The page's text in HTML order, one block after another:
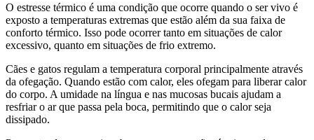
O estresse térmico é uma condição que ocorre quando o ser vivo é
exposto a temperaturas extremas que estão além da sua faixa de
conforto térmico. Isso pode ocorrer tanto em situações de calor
excessivo, quanto em situações de frio extremo.
Cães e gatos regulam a temperatura corporal principalmente através
da ofegação. Quando estão com calor, eles ofegam para liberar calor
do corpo. A umidade na língua e nas mucosas bucais ajudam a
resfriar o ar que passa pela boca, permitindo que o calor seja
dissipado.